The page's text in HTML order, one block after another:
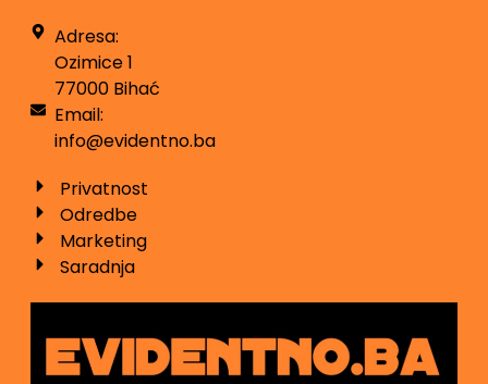
Adresa:
Ozimice 1
77000 Bihać
Email:
info@evidentno.ba
Privatnost
Odredbe
Marketing
Saradnja